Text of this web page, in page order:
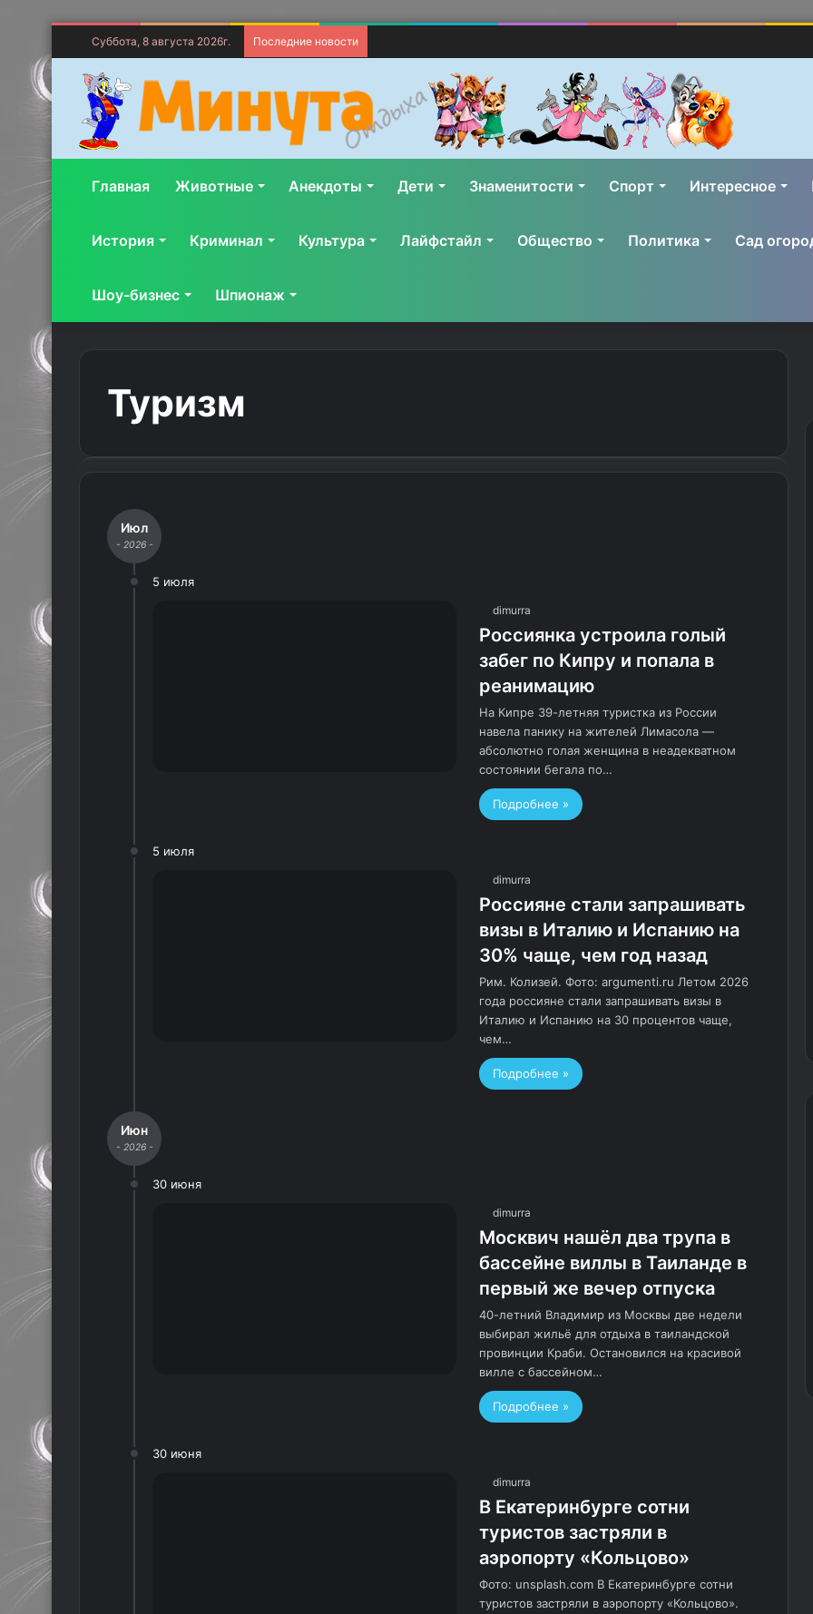
Суббота, 8 августа 2026г. Последние новости
Главная Животные Анекдоты Дети Знаменитости Спорт Интересное
История Криминал Культура Лайфстайл Общество Политика Сад
Шоу-бизнес Шпионаж
Туризм
Июл
- 2026 -
5 июля
dimurra
Россиянка устроила голый
забег по Кипру и попала в
реанимацию
На Кипре 39-летняя туристка из России
навела панику на жителей Лимасола —
абсолютно голая женщина в неадекватном
состоянии бегала по…
Подробнее »
5 июля
dimurra
Россияне стали запрашивать
визы в Италию и Испанию на
30% чаще, чем год назад
Рим. Колизей. Фото: argumenti.ru Летом 2026
года россияне стали запрашивать визы в
Италию и Испанию на 30 процентов чаще,
чем…
Подробнее »
Июн
- 2026 -
30 июня
dimurra
Москвич нашёл два трупа в
бассейне виллы в Таиланде в
первый же вечер отпуска
40-летний Владимир из Москвы две недели
выбирал жильё для отдыха в таиландской
провинции Краби. Остановился на красивой
вилле с бассейном…
Подробнее »
30 июня
dimurra
В Екатеринбурге сотни
туристов застряли в
аэропорту «Кольцово»
Фото: unsplash.com В Екатеринбурге сотни
туристов застряли в аэропорту «Кольцово».